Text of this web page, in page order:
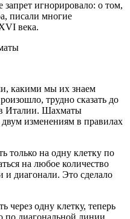
игнорировало: о том,
писали многие
века.
какими мы их знаем
трудно сказать до
Италии. Шахматы
изменениям в правилах
только на одну клетку по
на любое количество
и диагонали. Это сделало
через одну клетку, теперь
по диагональной линии.